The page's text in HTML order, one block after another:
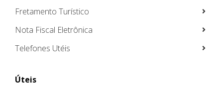
Fretamento Turístico
Nota Fiscal Eletrônica
Telefones Utéis
Úteis